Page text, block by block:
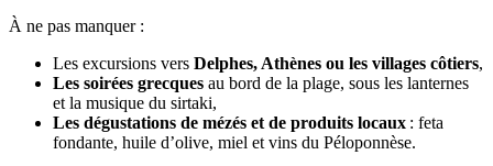
À ne pas manquer :
Les excursions vers Delphes, Athènes ou les villages côtiers,
Les soirées grecques au bord de la plage, sous les lanternes
et la musique du sirtaki,
Les dégustations de mézés et de produits locaux : feta
fondante, huile d’olive, miel et vins du Péloponnèse.